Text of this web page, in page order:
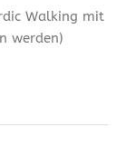
Walking mit
werden)